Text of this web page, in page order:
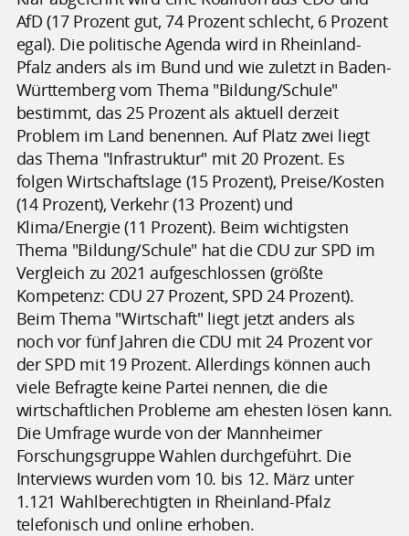
AfD (17 Prozent gut, 74 Prozent schlecht, 6 Prozent
egal). Die politische Agenda wird in Rheinland-
Pfalz anders als im Bund und wie zuletzt in Baden-
Württemberg vom Thema "Bildung/Schule"
bestimmt, das 25 Prozent als aktuell derzeit
Problem im Land benennen. Auf Platz zwei liegt
das Thema "Infrastruktur" mit 20 Prozent. Es
folgen Wirtschaftslage (15 Prozent), Preise/Kosten
(14 Prozent), Verkehr (13 Prozent) und
Klima/Energie (11 Prozent). Beim wichtigsten
Thema "Bildung/Schule" hat die CDU zur SPD im
Vergleich zu 2021 aufgeschlossen (größte
Kompetenz: CDU 27 Prozent, SPD 24 Prozent).
Beim Thema "Wirtschaft" liegt jetzt anders als
noch vor fünf Jahren die CDU mit 24 Prozent vor
der SPD mit 19 Prozent. Allerdings können auch
viele Befragte keine Partei nennen, die die
wirtschaftlichen Probleme am ehesten lösen kann.
Die Umfrage wurde von der Mannheimer
Forschungsgruppe Wahlen durchgeführt. Die
Interviews wurden vom 10. bis 12. März unter
1.121 Wahlberechtigten in Rheinland-Pfalz
telefonisch und online erhoben.